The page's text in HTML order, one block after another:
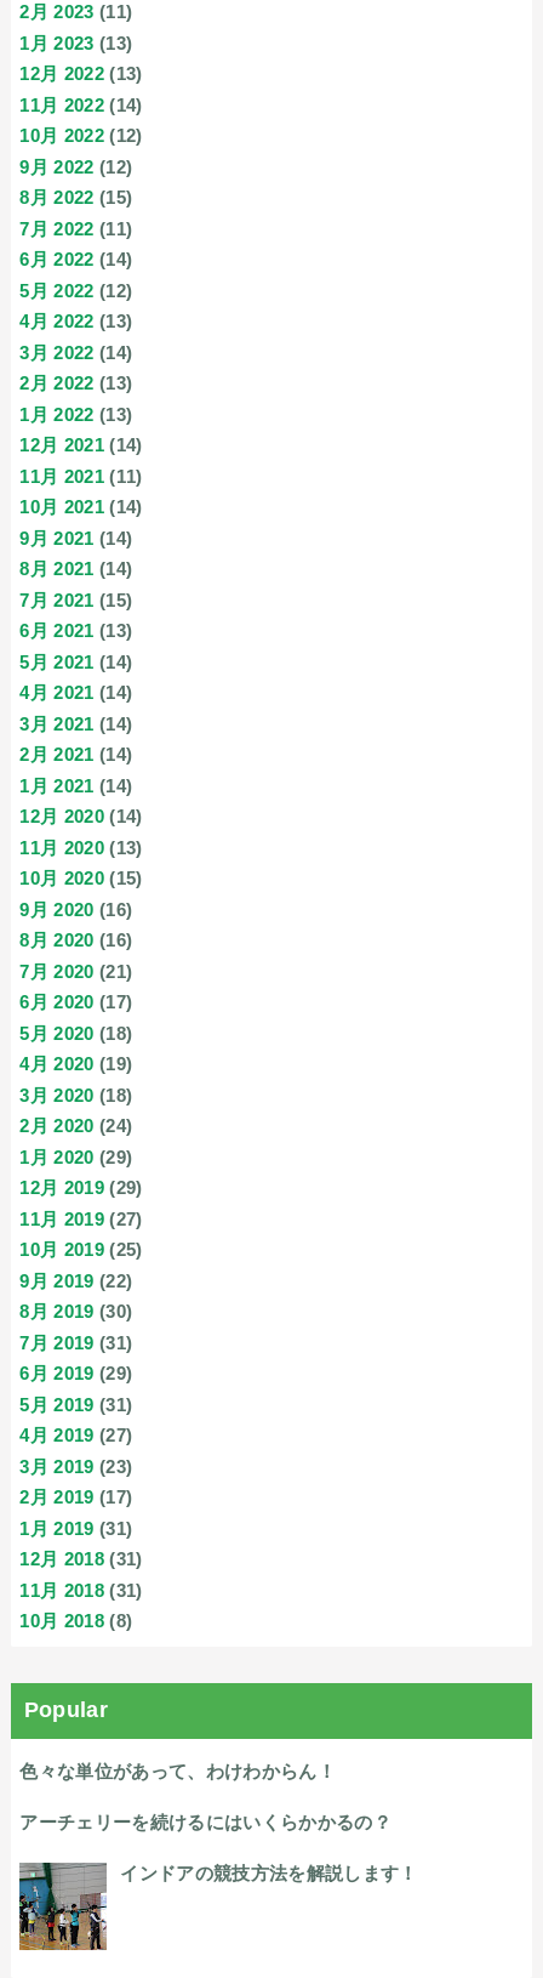
2月 2023 (11)
1月 2023 (13)
12月 2022 (13)
11月 2022 (14)
10月 2022 (12)
9月 2022 (12)
8月 2022 (15)
7月 2022 (11)
6月 2022 (14)
5月 2022 (12)
4月 2022 (13)
3月 2022 (14)
2月 2022 (13)
1月 2022 (13)
12月 2021 (14)
11月 2021 (11)
10月 2021 (14)
9月 2021 (14)
8月 2021 (14)
7月 2021 (15)
6月 2021 (13)
5月 2021 (14)
4月 2021 (14)
3月 2021 (14)
2月 2021 (14)
1月 2021 (14)
12月 2020 (14)
11月 2020 (13)
10月 2020 (15)
9月 2020 (16)
8月 2020 (16)
7月 2020 (21)
6月 2020 (17)
5月 2020 (18)
4月 2020 (19)
3月 2020 (18)
2月 2020 (24)
1月 2020 (29)
12月 2019 (29)
11月 2019 (27)
10月 2019 (25)
9月 2019 (22)
8月 2019 (30)
7月 2019 (31)
6月 2019 (29)
5月 2019 (31)
4月 2019 (27)
3月 2019 (23)
2月 2019 (17)
1月 2019 (31)
12月 2018 (31)
11月 2018 (31)
10月 2018 (8)
Popular
色々な単位があって、わけわからん！
アーチェリーを続けるにはいくらかかるの？
インドアの競技方法を解説します！